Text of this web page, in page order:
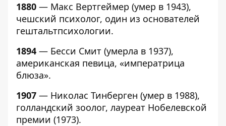
1880 — Макс Вертгеймер (умер в 1943),
чешский психолог, один из основателей
гештальтпсихологии.
1894 — Бесси Смит (умерла в 1937),
американская певица, «императрица
блюза».
1907 — Николас Тинберген (умер в 1988),
голландский зоолог, лауреат Нобелевской
премии (1973).